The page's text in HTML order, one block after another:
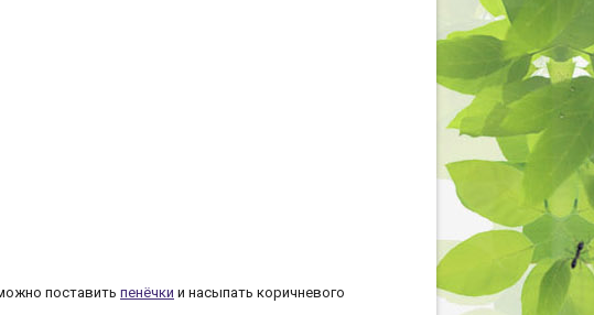
поставить пенёчки и насыпать коричневого